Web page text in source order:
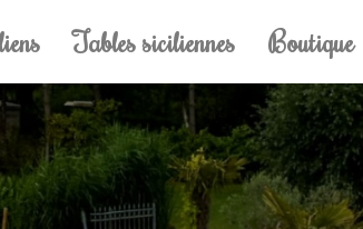
Tables siciliennes Boutique